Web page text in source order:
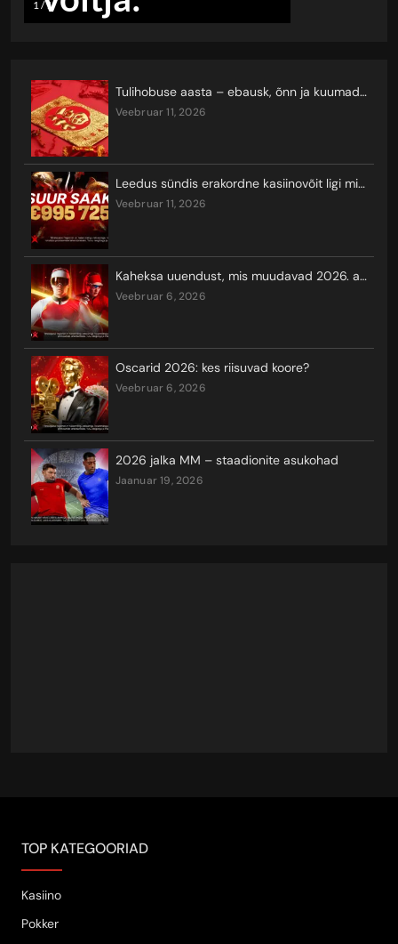
Tulihobuse aasta – ebausk, õnn ja kuumad keerutused
veebruar 11, 2026
Leedus sündis erakordne kasiinovõit ligi miljoni euro eest
veebruar 11, 2026
Kaheksa uuendust, mis muudavad 2026. aasta taliolümpiamängude vaatamist ja seal võistlemist
veebruar 6, 2026
Oscarid 2026: kes riisuvad koore?
veebruar 6, 2026
2026 jalka MM – staadionite asukohad
jaanuar 19, 2026
TOP KATEGOORIAD
Kasiino
Pokker